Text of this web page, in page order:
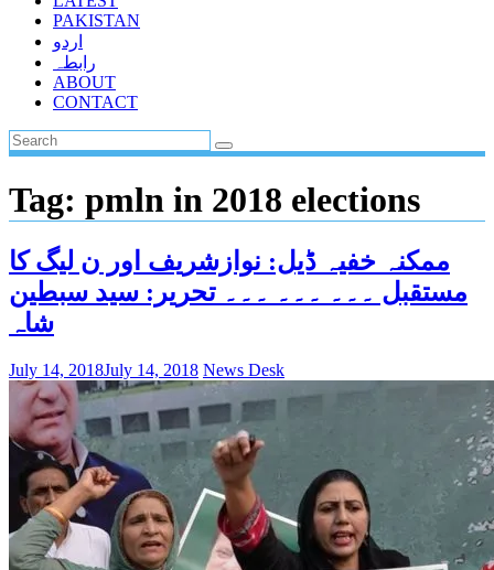
PAKISTAN
اردو
رابطہ
ABOUT
CONTACT
Tag: pmln in 2018 elections
ممکنہ خفیہ ڈیل: نوازشریف اور ن لیگ کا
مستقبل ۔۔۔ ۔۔۔ ۔۔۔ تحریر: سید سبطین
شاہ
July 14, 2018July 14, 2018 News Desk